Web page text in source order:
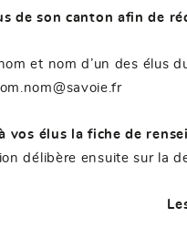
de son canton afin de
et nom d’un des élus
vos élus la fiche de
délibère ensuite sur la